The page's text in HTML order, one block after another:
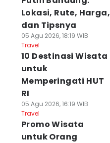
Lokasi, Rute, Harga,
dan Tipsnya
05 Agu 2026, 18:19 WIB
Travel
10 Destinasi Wisata
untuk
Memperingati HUT
RI
05 Agu 2026, 16:19 WIB
Travel
Promo Wisata
untuk Orang